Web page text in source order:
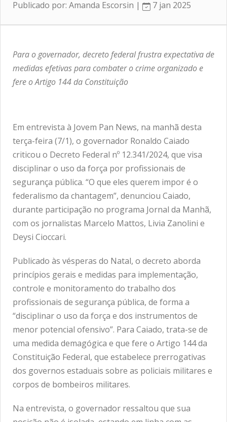
Publicado por: Amanda Escorsin | 7 jan 2025
Para o governador, decreto federal frustra expectativa de
medidas efetivas para combater o crime organizado e
fere o Artigo 144 da Constituição
Em entrevista à Jovem Pan News, na manhã desta
terça-feira (7/1), o governador Ronaldo Caiado
criticou o Decreto Federal nº 12.341/2024, que visa
disciplinar o uso da força por profissionais de
segurança pública. “O que eles querem impor é o
federalismo da chantagem”, denunciou Caiado,
durante participação no programa Jornal da Manhã,
com os jornalistas Marcelo Mattos, Livia Zanolini e
Deysi Cioccari.
Publicado às vésperas do Natal, o decreto aborda
princípios gerais e medidas para implementação,
controle e monitoramento do trabalho dos
profissionais de segurança pública, de forma a
“disciplinar o uso da força e dos instrumentos de
menor potencial ofensivo”. Para Caiado, trata-se de
uma medida demagógica e que fere o Artigo 144 da
Constituição Federal, que estabelece prerrogativas
dos governos estaduais sobre as policiais militares e
corpos de bombeiros militares.
Na entrevista, o governador ressaltou que sua